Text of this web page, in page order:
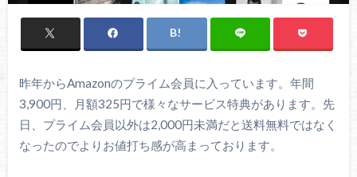
昨年からAmazonのプライム会員に入っています。年間
3,900円、月額325円で様々なサービス特典があります。先
日、プライム会員以外は2,000円未満だと送料無料ではなく
なったのでよりお値打ち感が高まっております。